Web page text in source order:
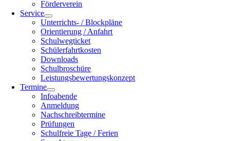
Förderverein
Service
Unterrichts- / Blockpläne
Orientierung / Anfahrt
Schulwegticket
Schülerfahrtkosten
Downloads
Schulbroschüre
Leistungsbewertungskonzept
Termine
Infoabende
Anmeldung
Nachschreibtermine
Prüfungen
Schulfreie Tage / Ferien